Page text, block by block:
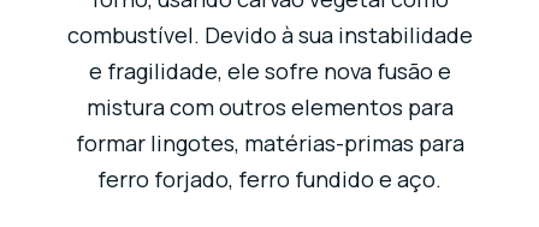
combustível. Devido à sua instabilidade
e fragilidade, ele sofre nova fusão e
mistura com outros elementos para
formar lingotes, matérias-primas para
ferro forjado, ferro fundido e aço.